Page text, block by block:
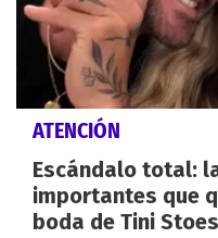
ATENCIÓN
Escándalo total:
importantes que
boda de Tini